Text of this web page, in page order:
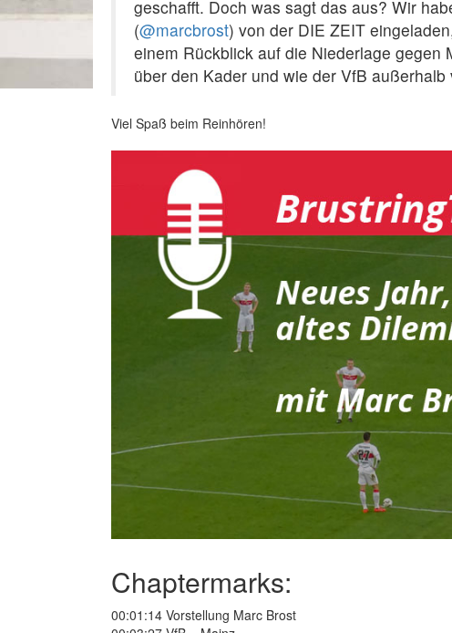
geschafft. Doch was sagt das aus? Wir
(@marcbrost) von der DIE ZEIT
einem Rückblick auf die Niederlage gegen
über den Kader und wie der VfB
Viel Spaß beim Reinhören!
Chaptermarks:
00:01:14 Vorstellung Marc Brost